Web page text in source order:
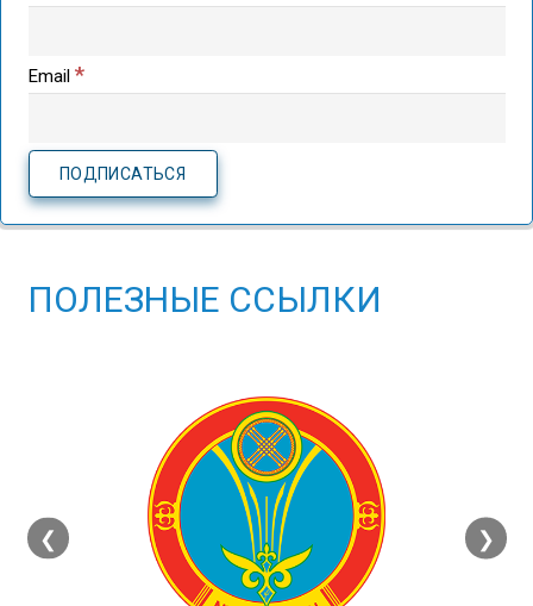
Email *
ПОЛЕЗНЫЕ ССЫЛКИ
❮ ❯